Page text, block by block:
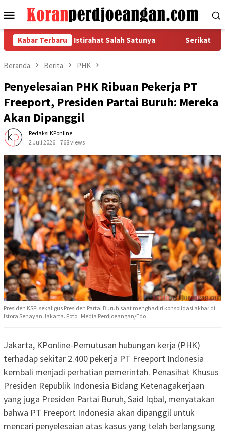
ke
Menu
Mobile
Kabar Terbaru
Pekerja, Istirahat Salah Satunya Serikat Pekerja
Beranda Berita PHK
Penyelesaian PHK Ribuan Pekerja PT
Freeport, Presiden Partai Buruh: Mereka
Akan Dipanggil
Redaksi KPonline
2 Juli 2026
768 views
Presiden KSPI sekaligus Presiden Partai Buruh saat menghadiri konsolidasi akbar di
Istora Senayan Jakarta. Foto : Media Perdjoeangan/Edo
Jakarta, KPonline-Pemutusan hubungan kerja (PHK)
terhadap sekitar 2.400 pekerja PT Freeport Indonesia
kembali menjadi perhatian pemerintah. Penasihat Khusus
Presiden Republik Indonesia Bidang Ketenagakerjaan
yang juga Presiden Partai Buruh, Said Iqbal, menyatakan
bahwa PT Freeport Indonesia akan dipanggil untuk
mencari penyelesaian atas kasus yang telah berlangsung